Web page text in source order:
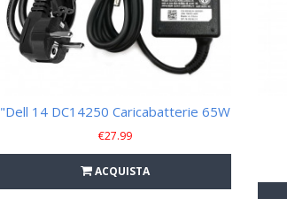
"Dell 14 DC14250 Caricabatterie 65W
€27.99
ACQUISTA